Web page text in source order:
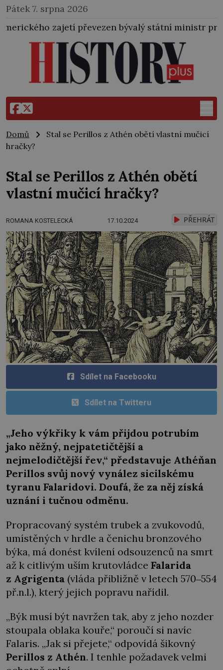
Pátek 7. srpna 2026
bývalý státní ministr pro protektorát K.
Domů
Stal se Perillos z Athén obětí vlastní mučicí
hračky?
Stal se Perillos z Athén obětí
vlastní mučicí hračky?
ROMANA KOSTELECKÁ 17.10.2024 PŘEHRÁT
Sdílet na Facebooku
Sdílet na Twitteru
„Jeho výkřiky k vám přijdou potrubím
jako něžný, nejpatetičtější a
nejmelodičtější řev,“ představuje Athéňan
Perillos svůj nový vynález sicilskému
tyranu Falaridovi. Doufá, že za něj získá
uznání i tučnou odměnu.
Propracovaný systém trubek a zvukovodů,
umístěných v hrdle a čenichu bronzového
býka, má donést kvílení odsouzenců na smrt
až k citlivým uším krutovládce Falarida
z Agrigenta (vláda přibližně v letech 570‒554
př.n.l.), který jejich popravu nařídil.
„Býk musí být navržen tak, aby z jeho nozder
stoupala oblaka kouře,“ poroučí si navíc
Falaris. „Jak si přejete,“ odpovídá šikovný
Perillos z Athén. I tenhle požadavek velmi